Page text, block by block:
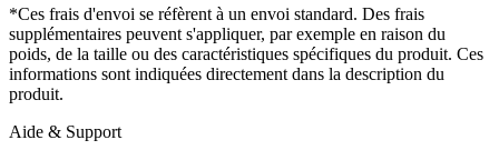
*Ces frais d'envoi se réfèrent à un envoi standard. Des frais
supplémentaires peuvent s'appliquer, par exemple en raison du
poids, de la taille ou des caractéristiques spécifiques du produit. Ces
informations sont indiquées directement dans la description du
produit.
Aide & Support